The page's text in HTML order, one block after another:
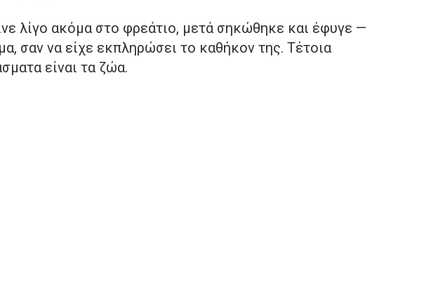
λίγο ακόμα στο φρεάτιο, μετά σηκώθηκε και έφυγε —
σαν να είχε εκπληρώσει το καθήκον της. Τέτοια
είναι τα ζώα.